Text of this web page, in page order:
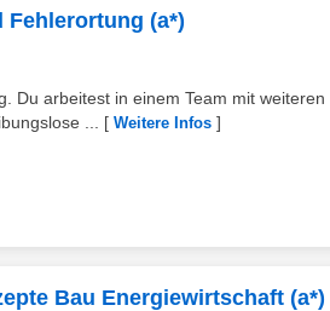
(a*)
Du arbeitest in einem Team mit weiteren
...
[ Weitere Infos ]
Bau Energiewirtschaft (a*)